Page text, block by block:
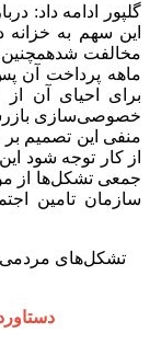
این سهم به
ماهه پرداخت آن
برای احیای آن
خصوصی‌سازی
منفی این تصمیم بر
از کار توجه شود
جمعی تشکل‌ها از
سازمان تامین